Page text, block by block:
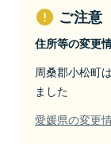
ご注意
住所等の変更
周桑郡小松町
ました
愛媛県の変更